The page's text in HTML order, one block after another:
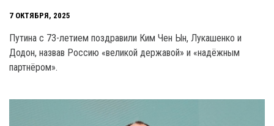
7 ОКТЯБРЯ, 2025
Путина с 73-летием поздравили Ким Чен Ын, Лукашенко и
Додон, назвав Россию «великой державой» и «надёжным
партнёром».